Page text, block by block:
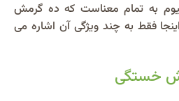
به تمام معناست که ده گرمش
فقط به چند ویژگی آن اشاره می
خستگی